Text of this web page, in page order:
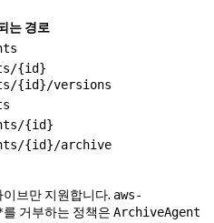
는 경로
{id}
{id}/versions
{id}
{id}/archive
브만 지원합니다. aws-
를 거부하는 정책은 ArchiveAgent